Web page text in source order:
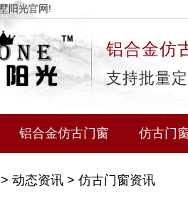
阳光官网!
铝合金仿
支持批量定
铝合金仿古门窗 仿古门
> 动态资讯 > 仿古门窗资讯